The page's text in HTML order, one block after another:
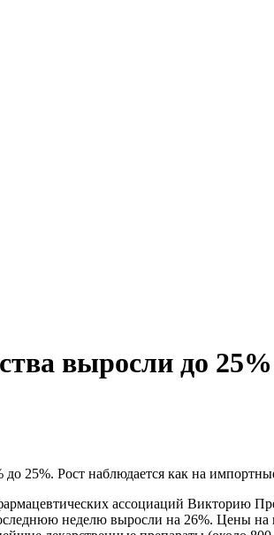
выросли до 25%
25%. Рост наблюдается как на
ассоциаций Викторию
неделю выросли на 26%. Цены